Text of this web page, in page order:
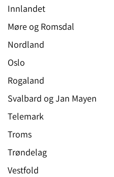
Innlandet
Møre og Romsdal
Nordland
Oslo
Rogaland
Svalbard og Jan Mayen
Telemark
Troms
Trøndelag
Vestfold